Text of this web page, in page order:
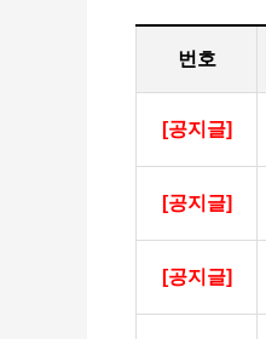
번호
[공지글]
[공지글]
[공지글]